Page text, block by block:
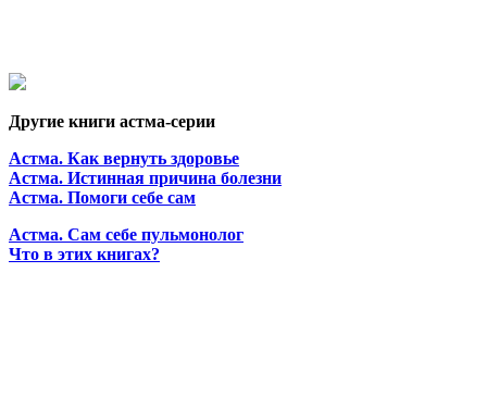
Другие книги астма-серии
Астма. Как вернуть здоровье
Астма. Истинная причина болезни
Астма. Помоги себе сам
Астма. Сам себе пульмонолог
Что в этих книгах?